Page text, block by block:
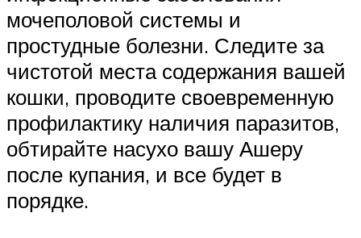
мочеполовой системы и
простудные болезни. Следите за
чистотой места содержания вашей
кошки, проводите своевременную
профилактику наличия паразитов,
обтирайте насухо вашу Ашеру
после купания, и все будет в
порядке.